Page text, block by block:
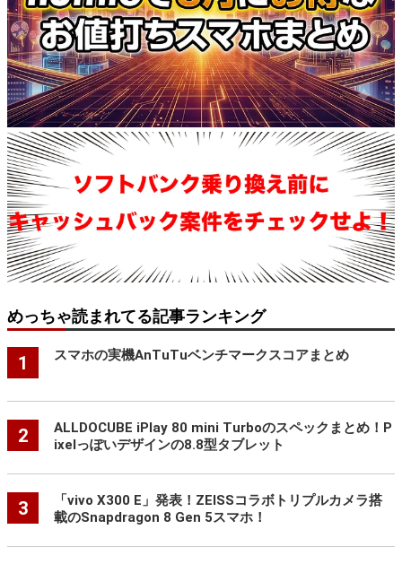
めっちゃ読まれてる記事ランキング
1 スマホの実機AnTuTuベンチマークスコアまとめ
2
ALLDOCUBE iPlay 80 mini Turboのスペックまとめ！P
ixelっぽいデザインの8.8型タブレット
3
「vivo X300 E」発表！ZEISSコラボトリプルカメラ搭
載のSnapdragon 8 Gen 5スマホ！